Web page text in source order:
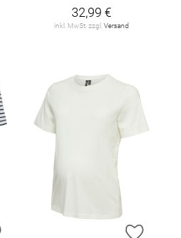
32,99 €
inkl. MwSt. zzgl. Versand
ZUR WUNSCHLISTE HINZUFÜGEN
ZUR